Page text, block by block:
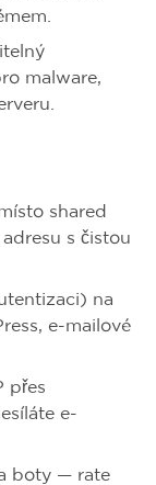
malware,
shared
s čistou
na
e-mailové
přes
e-
boty — rate